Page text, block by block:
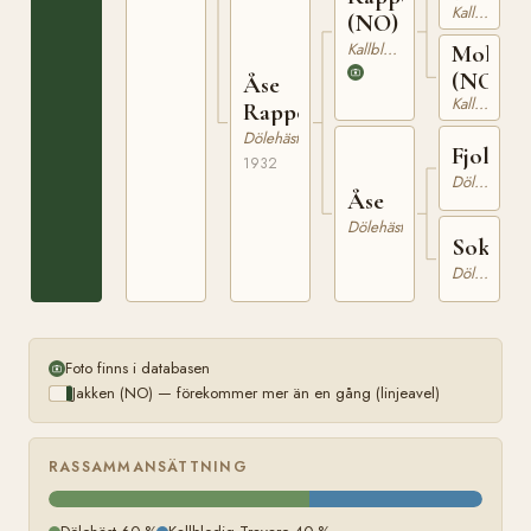
Åse
Rappo
Dölehäst
1932
(NO)
Kallblodig Travare
Åse
Dölehäst
Kallblodig Travare
Molly
(NO)
Kallblodig Travare
Fjolne
Dölehäst
Sokka
Dölehäst
Foto finns i databasen
Jakken (NO) — förekommer mer än en gång (linjeavel)
RASSAMMANSÄTTNING